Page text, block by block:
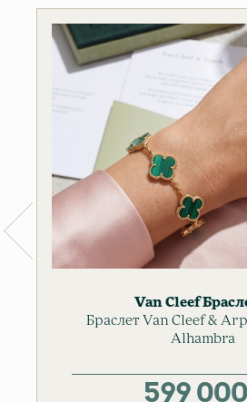
Van Cleef
Браслет Van Cleef &
Alhambra
599 000